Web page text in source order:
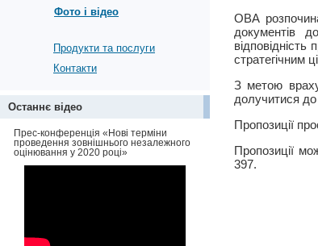
Фото і відео
Продукти та послуги
Контакти
Останнє відео
Прес-конференція «Нові терміни
проведення зовнішнього незалежного
оцінювання у 2020 році»
ОВА
документів
стратегічним
З метою
долучитися до
Пропозиції
Пропозиції
397.